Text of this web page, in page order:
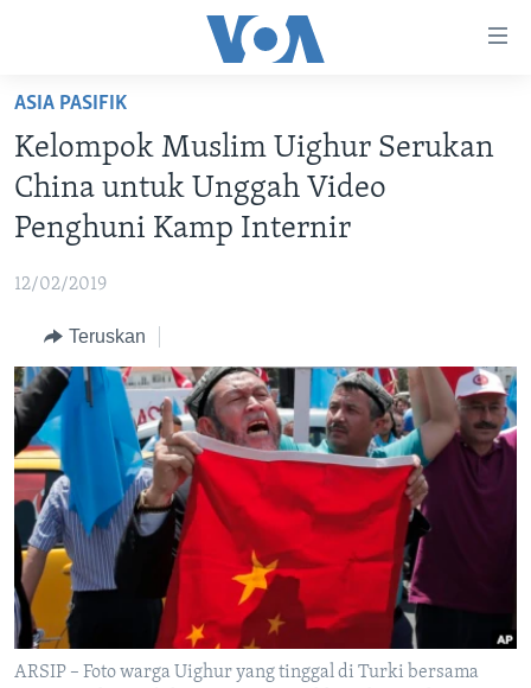
Akses
Lanjut
ke
Konten
Utama
ke
Utama
Lanjut
ke
Pencarian
BERANDA
DUNIA
VIDEO
DAFTAR PROGRAM
IKUTI KAMI
Bahasa-bahasa
ASIA PASIFIK
Kelompok Muslim Uighur Serukan
China untuk Unggah Video
Penghuni Kamp Internir
12/02/2019
Teruskan
ARSIP – Foto warga Uighur yang tinggal di Turki bersama